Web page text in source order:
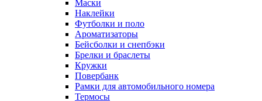
Маски
Наклейки
Футболки и поло
Ароматизаторы
Бейсболки и снепбэки
Брелки и браслеты
Кружки
Повербанк
Рамки для автомобильного номера
Термосы